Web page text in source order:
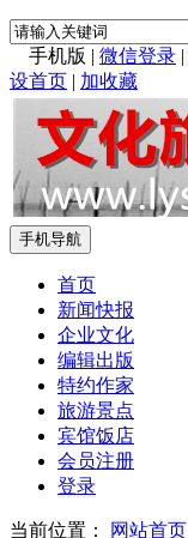
手机版 | 微信登录 |
设首页 | 加收藏
手机导航
首页
新闻快报
企业文化
编辑出版
特约作家
旅游景点
宾馆饭店
会员注册
登录
当前位置： 网站首页